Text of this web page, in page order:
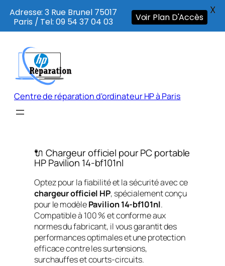
contenu
Centre de réparation d'ordinateur HP à Paris
🔌 Chargeur officiel pour PC portable
HP Pavilion 14-bf101nl
Optez pour la fiabilité et la sécurité avec ce
chargeur officiel HP, spécialement conçu
pour le modèlePavilion 14-bf101nl.
Compatible à 100 % et conforme aux
normes du fabricant, il vous garantit des
performances optimales et une protection
efficace contre les surtensions,
surchauffes et courts-circuits.
Adresse: 3 Rue Brunel 75017
Paris / Tel: 09 54 37 04 03
Voir Plan D'Accès
X